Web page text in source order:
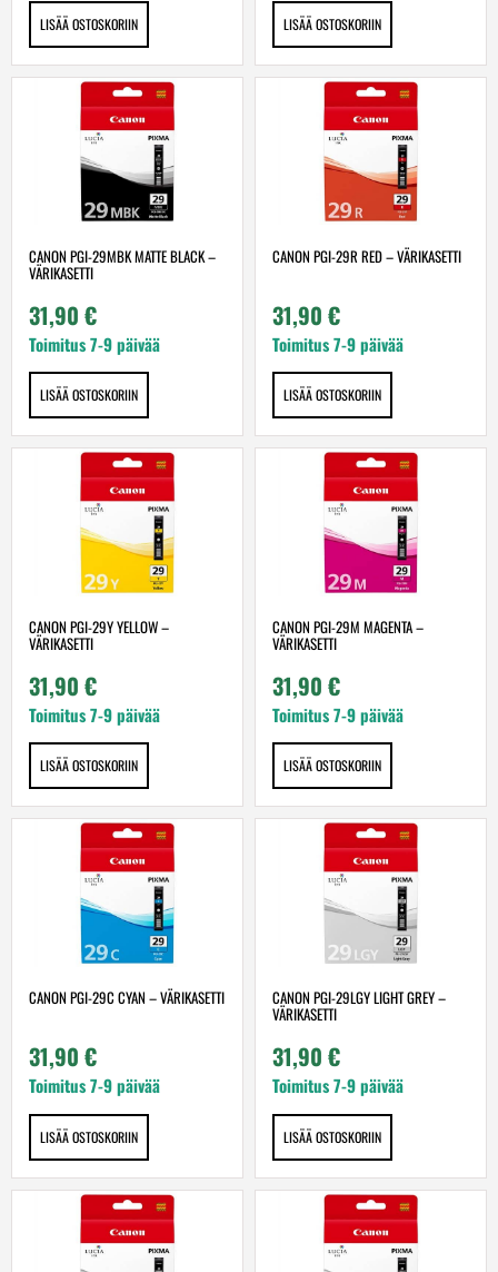
LISÄÄ OSTOSKORIIN LISÄÄ OSTOSKORIIN
CANON PGI-29MBK MATTE BLACK –
VÄRIKASETTI
31,90 €
Toimitus 7-9 päivää
LISÄÄ OSTOSKORIIN
CANON PGI-29R RED – VÄRIKASETTI
31,90 €
Toimitus 7-9 päivää
LISÄÄ OSTOSKORIIN
CANON PGI-29Y YELLOW –
VÄRIKASETTI
31,90 €
Toimitus 7-9 päivää
LISÄÄ OSTOSKORIIN
CANON PGI-29M MAGENTA –
VÄRIKASETTI
31,90 €
Toimitus 7-9 päivää
LISÄÄ OSTOSKORIIN
CANON PGI-29C CYAN – VÄRIKASETTI
31,90 €
Toimitus 7-9 päivää
LISÄÄ OSTOSKORIIN
CANON PGI-29LGY LIGHT GREY –
VÄRIKASETTI
31,90 €
Toimitus 7-9 päivää
LISÄÄ OSTOSKORIIN